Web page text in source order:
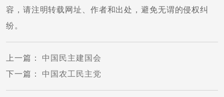
容，请注明转载网址、作者和出处，避免无谓的侵权纠
纷。
上一篇 ： 中国民主建国会
下一篇 ： 中国农工民主党